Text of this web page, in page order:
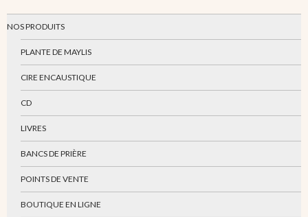
NOS PRODUITS
PLANTE DE MAYLIS
CIRE ENCAUSTIQUE
CD
LIVRES
BANCS DE PRIÈRE
POINTS DE VENTE
BOUTIQUE EN LIGNE